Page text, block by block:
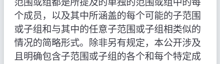
范围或组都是所提及的单独的范围或组中的每
个成员，以及其中所涵盖的每个可能的子范围
或子组和与其中的任意子范围或子组相类似的
情况的简略形式。除非另有规定，本公开涉及
且明确包含子范围或子组的各个和每个特定成